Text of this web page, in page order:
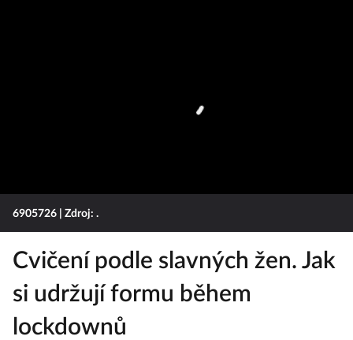
6905726 | Zdroj: .
Cvičení podle slavných žen. Jak
si udržují formu během
lockdownů